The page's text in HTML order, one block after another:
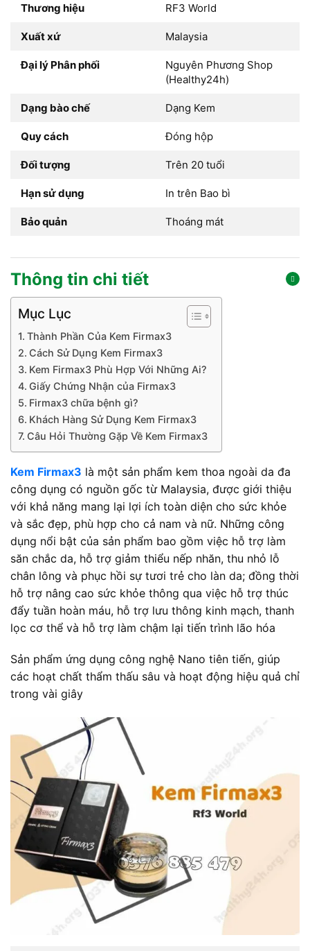
Thương hiệu RF3 World
Xuất xứ Malaysia
Đại lý Phân phối
Nguyên Phương Shop
(Healthy24h)
Dạng bào chế Dạng Kem
Quy cách Đóng hộp
Đối tượng Trên 20 tuổi
Hạn sử dụng In trên Bao bì
Bảo quản Thoáng mát
Thông tin chi tiết
Mục Lục
Thành Phần Của Kem Firmax3
Cách Sử Dụng Kem Firmax3
Kem Firmax3 Phù Hợp Với Những Ai?
Giấy Chứng Nhận của Firmax3
Firmax3 chữa bệnh gì?
Khách Hàng Sử Dụng Kem Firmax3
Câu Hỏi Thường Gặp Về Kem Firmax3
Kem Firmax3 là một sản phẩm kem thoa ngoài da đa
công dụng có nguồn gốc từ Malaysia, được giới thiệu
với khả năng mang lại lợi ích toàn diện cho sức khỏe
và sắc đẹp, phù hợp cho cả nam và nữ. Những công
dụng nổi bật của sản phẩm bao gồm việc hỗ trợ làm
săn chắc da, hỗ trợ giảm thiểu nếp nhăn, thu nhỏ lỗ
chân lông và phục hồi sự tươi trẻ cho làn da; đồng thời
hỗ trợ nâng cao sức khỏe thông qua việc hỗ trợ thúc
đẩy tuần hoàn máu, hỗ trợ lưu thông kinh mạch, thanh
lọc cơ thể và hỗ trợ làm chậm lại tiến trình lão hóa
Sản phẩm ứng dụng công nghệ Nano tiên tiến, giúp
các hoạt chất thẩm thấu sâu và hoạt động hiệu quả chỉ
trong vài giây